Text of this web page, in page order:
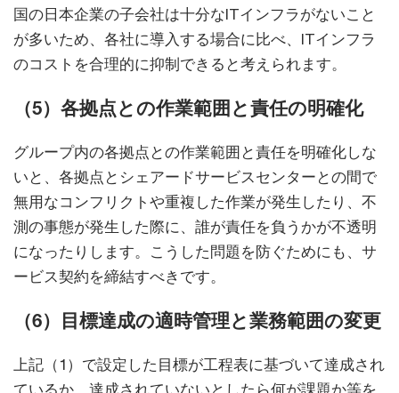
国の日本企業の子会社は十分なITインフラがないこと
が多いため、各社に導入する場合に比べ、ITインフラ
のコストを合理的に抑制できると考えられます。
（5）各拠点との作業範囲と責任の明確化
グループ内の各拠点との作業範囲と責任を明確化しな
いと、各拠点とシェアードサービスセンターとの間で
無用なコンフリクトや重複した作業が発生したり、不
測の事態が発生した際に、誰が責任を負うかが不透明
になったりします。こうした問題を防ぐためにも、サ
ービス契約を締結すべきです。
（6）目標達成の適時管理と業務範囲の変更
上記（1）で設定した目標が工程表に基づいて達成され